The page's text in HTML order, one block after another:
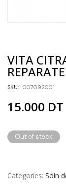
VITA
SKU: 007092001
15.000 DT
Out of stock
Categories Soin